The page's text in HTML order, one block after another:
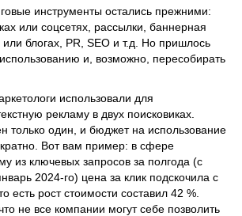
инструменты остались прежними:
или соцсетях, рассылки, баннерная
блогах, PR, SEO и т.д. Но пришлось
и, возможно, пересобирать
использовали для
рекламу в двух поисковиках.
только один, и бюджет на использование
Вот вам пример: в сфере
из ключевых запросов за полгода (с
2024-го) цена за клик подскочила с
есть рост стоимости составил 42 %.
не все компании могут себе позволить